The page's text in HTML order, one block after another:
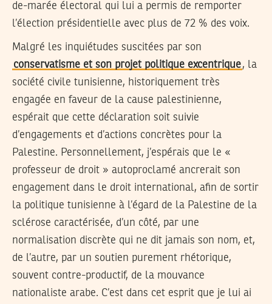
de-marée électoral qui lui a permis de remporter
l’élection présidentielle avec plus de 72 % des voix.
Malgré les inquiétudes suscitées par son
conservatisme et son projet politique excentrique, la
société civile tunisienne, historiquement très
engagée en faveur de la cause palestinienne,
espérait que cette déclaration soit suivie
d’engagements et d’actions concrètes pour la
Palestine. Personnellement, j’espérais que le «
professeur de droit » autoproclamé ancrerait son
engagement dans le droit international, afin de sortir
la politique tunisienne à l’égard de la Palestine de la
sclérose caractérisée, d’un côté, par une
normalisation discrète qui ne dit jamais son nom, et,
de l’autre, par un soutien purement rhétorique,
souvent contre-productif, de la mouvance
nationaliste arabe. C’est dans cet esprit que je lui ai